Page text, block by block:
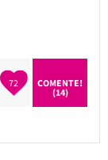
72
COMENTE!
(14)